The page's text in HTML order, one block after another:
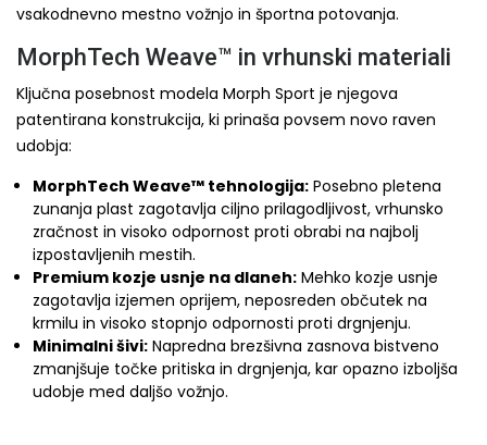
vsakodnevno mestno vožnjo in športna potovanja.
MorphTech Weave™ in vrhunski materiali
Ključna posebnost modela Morph Sport je njegova
patentirana konstrukcija, ki prinaša povsem novo raven
udobja:
MorphTech Weave™ tehnologija: Posebno pletena
zunanja plast zagotavlja ciljno prilagodljivost, vrhunsko
zračnost in visoko odpornost proti obrabi na najbolj
izpostavljenih mestih.
Premium kozje usnje na dlaneh: Mehko kozje usnje
zagotavlja izjemen oprijem, neposreden občutek na
krmilu in visoko stopnjo odpornosti proti drgnjenju.
Minimalni šivi: Napredna brezšivna zasnova bistveno
zmanjšuje točke pritiska in drgnjenja, kar opazno izboljša
udobje med daljšo vožnjo.